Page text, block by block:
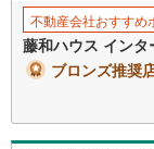
不動産会社おすすめ
藤和ハウス イン
ブロンズ推奨